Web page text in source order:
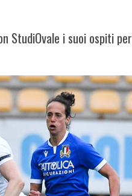
StudiOvale i suoi ospiti per